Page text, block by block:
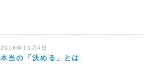
2016年10月4日
本当の「決める」とは